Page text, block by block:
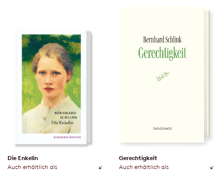
Die Enkelin
Auch erhältlich als
Gerechtigkeit
Auch erhältlich als